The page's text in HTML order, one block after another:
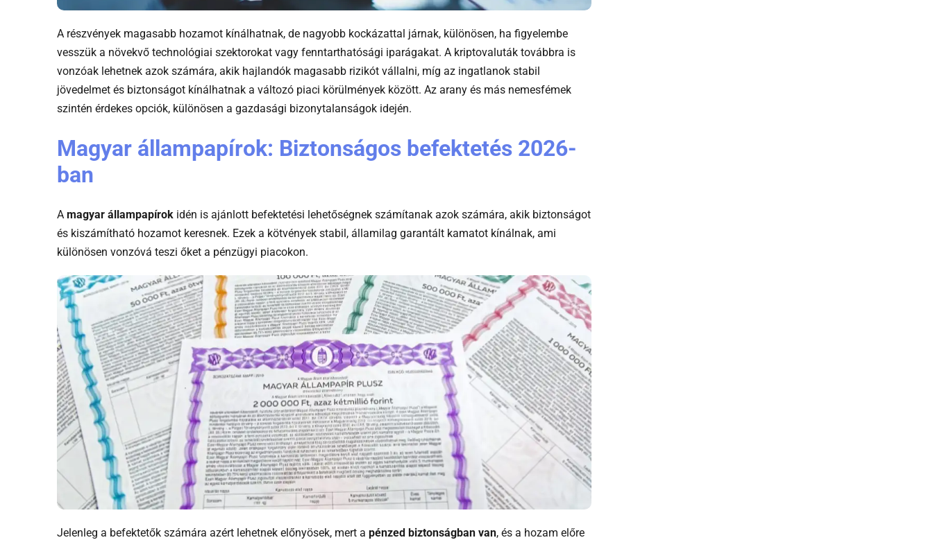
A részvények magasabb hozamot kínálhatnak, de nagyobb kockázattal járnak, különösen, ha figyelembe
vesszük a növekvő technológiai szektorokat vagy fenntarthatósági iparágakat. A kriptovaluták továbbra is
vonzóak lehetnek azok számára, akik hajlandók magasabb rizikót vállalni, míg az ingatlanok stabil
jövedelmet és biztonságot kínálhatnak a változó piaci körülmények között. Az arany és más nemesfémek
szintén érdekes opciók, különösen a gazdasági bizonytalanságok idején.
Magyar állampapírok: Biztonságos befektetés 2026-
ban
A magyar állampapírok idén is ajánlott befektetési lehetőségnek számítanak azok számára, akik biztonságot
és kiszámítható hozamot keresnek. Ezek a kötvények stabil, államilag garantált kamatot kínálnak, ami
különösen vonzóvá teszi őket a pénzügyi piacokon.
Jelenleg a befektetők számára azért lehetnek előnyösek, mert a pénzed biztonságban van, és a hozam előre